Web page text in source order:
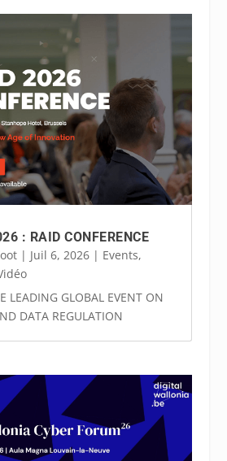
: RAID CONFERENCE
| Juil 6, 2026| Events,
LEADING GLOBAL EVENT ON
DATA REGULATION